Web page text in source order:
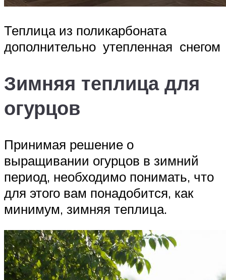
Теплица из поликарбоната
дополнительно утепленная снегом
Зимняя теплица для
огурцов
Принимая решение о
выращивании огурцов в зимний
период, необходимо понимать, что
для этого вам понадобится, как
минимум, зимняя теплица.